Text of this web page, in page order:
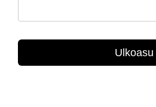
Ulkoasu